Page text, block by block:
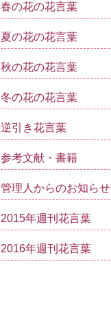
春の花の花言葉
夏の花の花言葉
秋の花の花言葉
冬の花の花言葉
逆引き花言葉
参考文献・書籍
管理人からのお知らせ
2015年週刊花言葉
2016年週刊花言葉